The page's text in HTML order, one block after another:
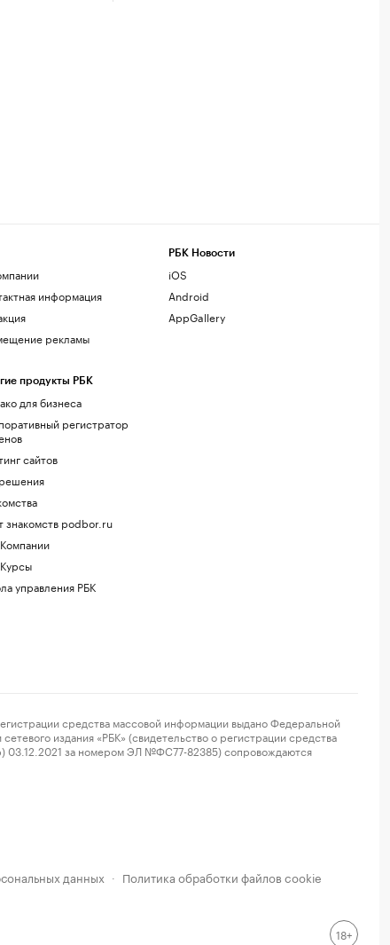
информация
рекламы
продукты РБК
для бизнеса
регистратор
сайтов
знакомств podbor.ru
управления РБК
РБК Новости
iOS
Android
AppGallery
средства массовой информации выдано Федеральной
издания «РБК» (свидетельство о регистрации средства
03.12.2021 за номером ЭЛ №ФС77-82385) сопровождаются
данных · Политика обработки файлов cookie
18+